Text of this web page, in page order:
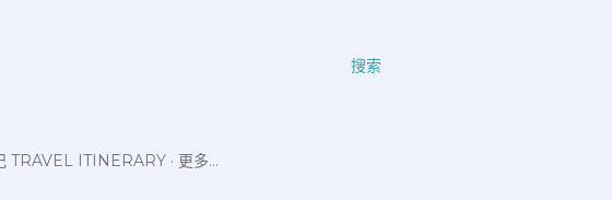
搜索
TRAVEL ITINERARY 更多…